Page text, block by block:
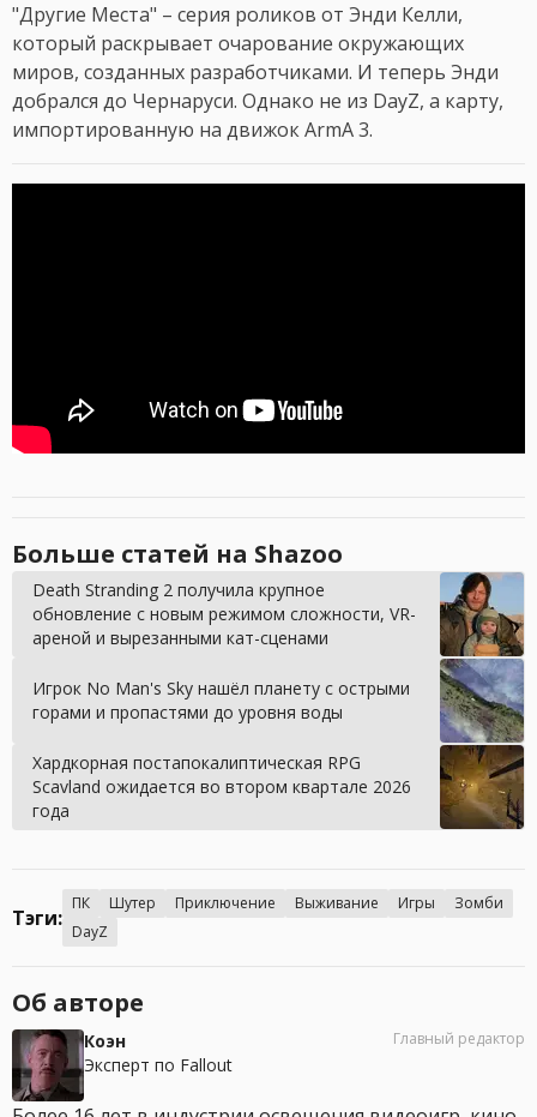
"Другие Места" – серия роликов от Энди Келли,
который раскрывает очарование окружающих
миров, созданных разработчиками. И теперь Энди
добрался до Чернаруси. Однако не из DayZ, а карту,
импортированную на движок ArmA 3.
Больше статей на Shazoo
Death Stranding 2 получила крупное
обновление с новым режимом сложности, VR-
ареной и вырезанными кат-сценами
Игрок No Man's Sky нашёл планету с острыми
горами и пропастями до уровня воды
Хардкорная постапокалиптическая RPG
Scavland ожидается во втором квартале 2026
года
Тэги:
ПК Шутер Приключение Выживание Игры
Зомби
DayZ
Об авторе
Коэн
Эксперт по Fallout
Главный редактор